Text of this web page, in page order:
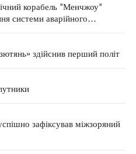
корабель "Менчжоу"
системи аварійного
здійснив перший політ
зафіксував міжзоряний